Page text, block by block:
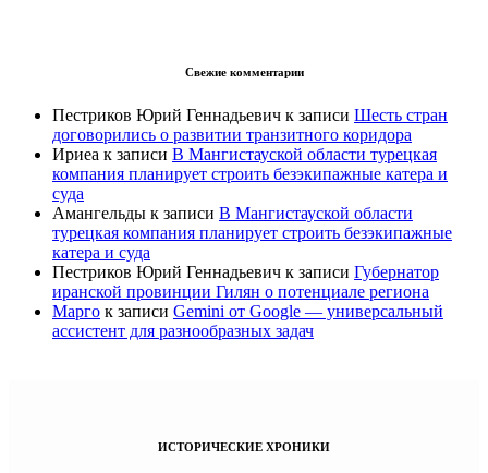
Свежие комментарии
Пестриков Юрий Геннадьевич к записи Шесть стран
договорились о развитии транзитного коридора
Ириеа к записи В Мангистауской области турецкая
компания планирует строить безэкипажные катера и
суда
Амангельды к записи В Мангистауской области
турецкая компания планирует строить безэкипажные
катера и суда
Пестриков Юрий Геннадьевич к записи Губернатор
иранской провинции Гилян о потенциале региона
Марго к записи Gemini от Google — универсальный
ассистент для разнообразных задач
ИСТОРИЧЕСКИЕ ХРОНИКИ